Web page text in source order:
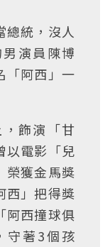
總統，沒人
演員陳博
「阿西」一
飾演「甘
以電影「兒
榮獲金馬獎
西」把得獎
阿西撞球俱
守著3個孩